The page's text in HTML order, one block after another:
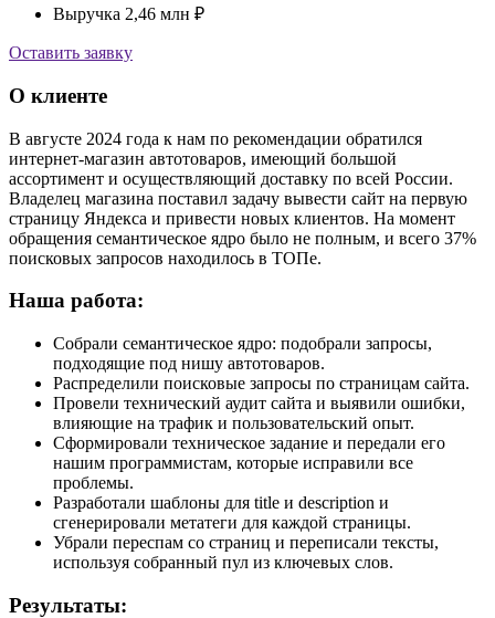
Выручка 2,46 млн ₽
Оставить заявку
О клиенте
В августе 2024 года к нам по рекомендации обратился
интернет-магазин автотоваров, имеющий большой
ассортимент и осуществляющий доставку по всей России.
Владелец магазина поставил задачу вывести сайт на первую
страницу Яндекса и привести новых клиентов. На момент
обращения семантическое ядро было не полным, и всего 37%
поисковых запросов находилось в ТОПе.
Наша работа:
Собрали семантическое ядро: подобрали запросы,
подходящие под нишу автотоваров.
Распределили поисковые запросы по страницам сайта.
Провели технический аудит сайта и выявили ошибки,
влияющие на трафик и пользовательский опыт.
Сформировали техническое задание и передали его
нашим программистам, которые исправили все
проблемы.
Разработали шаблоны для title и description и
сгенерировали метатеги для каждой страницы.
Убрали переспам со страниц и переписали тексты,
используя собранный пул из ключевых слов.
Результаты: